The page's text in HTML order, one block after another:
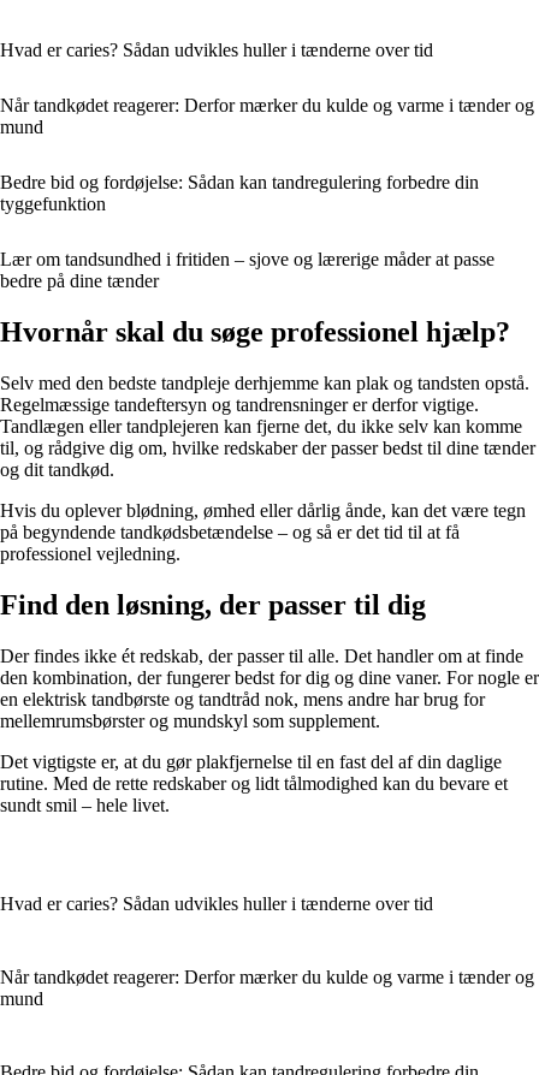
Hvad er caries? Sådan udvikles huller i tænderne over tid
Når tandkødet reagerer: Derfor mærker du kulde og varme i tænder og
mund
Bedre bid og fordøjelse: Sådan kan tandregulering forbedre din
tyggefunktion
Lær om tandsundhed i fritiden – sjove og lærerige måder at passe
bedre på dine tænder
Hvornår skal du søge professionel hjælp?
Selv med den bedste tandpleje derhjemme kan plak og tandsten opstå.
Regelmæssige tandeftersyn og tandrensninger er derfor vigtige.
Tandlægen eller tandplejeren kan fjerne det, du ikke selv kan komme
til, og rådgive dig om, hvilke redskaber der passer bedst til dine tænder
og dit tandkød.
Hvis du oplever blødning, ømhed eller dårlig ånde, kan det være tegn
på begyndende tandkødsbetændelse – og så er det tid til at få
professionel vejledning.
Find den løsning, der passer til dig
Der findes ikke ét redskab, der passer til alle. Det handler om at finde
den kombination, der fungerer bedst for dig og dine vaner. For nogle er
en elektrisk tandbørste og tandtråd nok, mens andre har brug for
mellemrumsbørster og mundskyl som supplement.
Det vigtigste er, at du gør plakfjernelse til en fast del af din daglige
rutine. Med de rette redskaber og lidt tålmodighed kan du bevare et
sundt smil – hele livet.
Hvad er caries? Sådan udvikles huller i tænderne over tid
Når tandkødet reagerer: Derfor mærker du kulde og varme i tænder og
mund